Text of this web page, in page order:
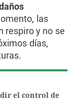
el control de
las
respiro y no se
días,